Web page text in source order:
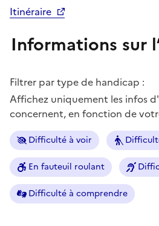
Itinéraire
Informations sur
Filtrer par type de handicap :
Affichez uniquement les infos
concernent, en fonction de
Difficulté à voir
En fauteuil roulant
Difficulté à comprendre